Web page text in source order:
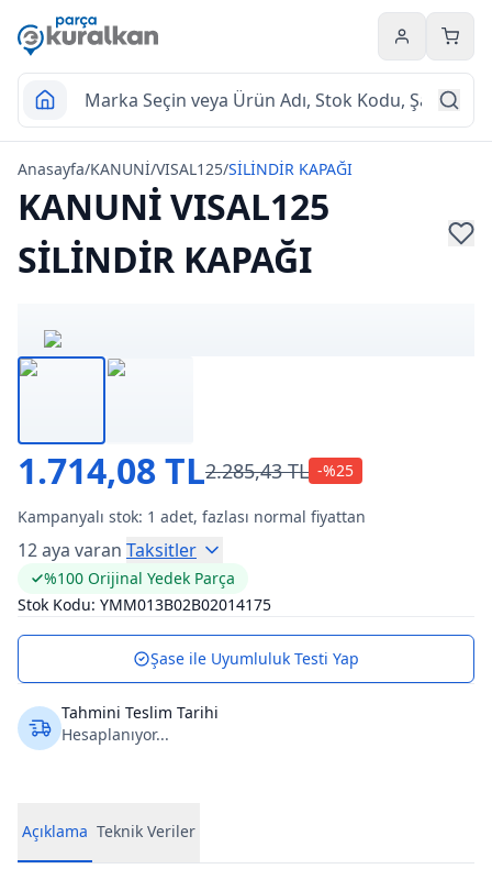
Hesabım
Anasayfa/KANUNİ/VISAL125/SİLİNDİR KAPAĞI
KANUNİ VISAL125
SİLİNDİR KAPAĞI
1.714,08 TL2.285,43 TL -%25
Kampanyalı stok: 1 adet, fazlası normal fiyattan
12 aya varan Taksitler
%100 Orijinal Yedek Parça
Stok Kodu: YMM013B02B02014175
Şase ile Uyumluluk Testi Yap
Tahmini Teslim Tarihi
Hesaplanıyor...
Açıklama Teknik Veriler